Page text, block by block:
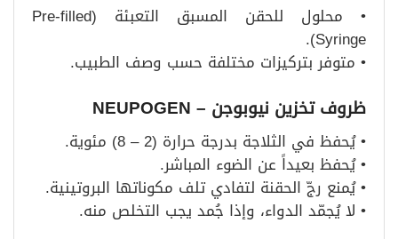
• محلول للحقن المسبق التعبئة (Pre-filled
Syringe).
• متوفر بتركيزات مختلفة حسب وصف الطبيب.
ظروف تخزين نيوبوجن – NEUPOGEN
• يُحفظ في الثلاجة بدرجة حرارة (2 – 8) مئوية.
• يُحفظ بعيداً عن الضوء المباشر.
• يُمنع رجّ الحقنة لتفادي تلف مكوناتها البروتينية.
• لا يُجمّد الدواء، وإذا جُمد يجب التخلص منه.